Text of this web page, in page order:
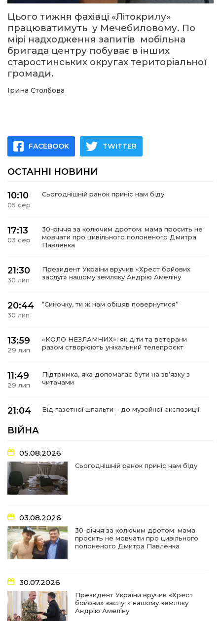
Цього тижня фахівці «Літокрилу»
працюватимуть у Мечебиловому. По
мірі надходження запитів мобільна
бригада центру побуває в інших
старостинських округах територіальної
громади.
Ірина Столбова
FACEBOOK TWITTER
ОСТАННІ НОВИНИ
10:10
05 сер
Сьогоднішній ранок приніс нам біду
17:13
03 сер
30-річчя за колючим дротом: мама просить не
мовчати про цивільного полоненого Дмитра
Павленка
21:30
30 лип
Президент України вручив «Хрест бойових
заслуг» нашому земляку Андрію Амеліну
20:44
30 лип
“Синочку, ти ж нам обіцяв повернутися”
13:59
29 лип
«КОЛО НЕЗЛАМНИХ»: як діти та ветерани
разом створюють унікальний телепроєкт
11:49
29 лип
Підтримка, яка допомагає бути на зв’язку з
читачами
21:04
Від газетної шпальти – до музейної експозиції:
історії Героїв Барвінківщини стали частиною
17:18
27 лип
У Барвінківській громаді вшанували людей
найгуманнішої професії
16:29
22 лип
Медики Барвінківської громади
вдосконалюють професійні навички
15:09
22 лип
У Пригожому з дітьми та їх батьками
працювали фахівці благодійного фонду
07:17
“Мені й досі сниться син”: чотири роки світлої
11:06
20 лип
За дві доби — серія ворожих ударів по
Барвінківській громаді
ВІЙНА
05.08.2026
Сьогоднішній ранок приніс нам біду
03.08.2026
30-річчя за колючим дротом: мама
просить не мовчати про цивільного
полоненого Дмитра Павленка
30.07.2026
Президент України вручив «Хрест
бойових заслуг» нашому земляку
Андрію Амеліну